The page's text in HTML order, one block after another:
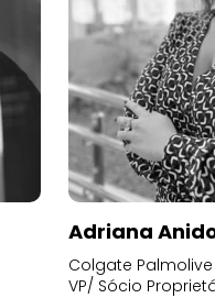
Adriana
Colgate
VP/ Sócio